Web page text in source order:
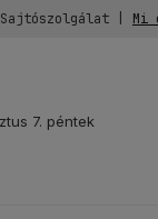
| Mi
7. péntek